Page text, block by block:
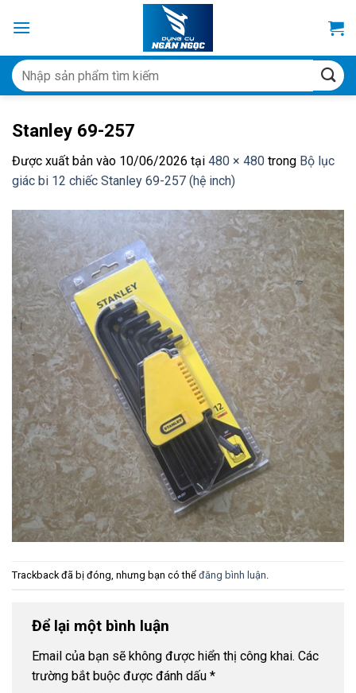
qua
dung
Tìm
kiếm:
Stanley 69-257
Được xuất bản vào 10/06/2026 tại 480 × 480 trong Bộ lục
giác bi 12 chiếc Stanley 69-257 (hệ inch)
Trackback đã bị đóng, nhưng bạn có thể đăng bình luận
Để lại một bình luận
Email của bạn sẽ không được hiển thị công khai. Các
trường bắt buộc được đánh dấu *